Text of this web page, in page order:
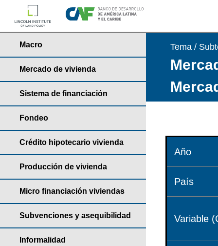
Macro
Mercado de vivienda
Sistema de financiación
Fondeo
Crédito hipotecario vivienda
Producción de vivienda
Micro financiación viviendas
Subvenciones y asequibilidad
Informalidad
Tema /
Año
País
Variable